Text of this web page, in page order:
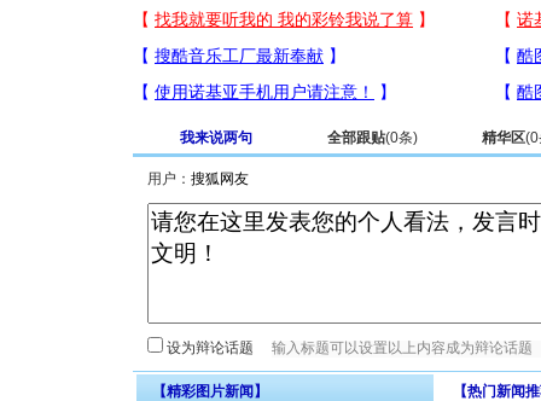
我来说两句 全部跟贴(0条) 精华区(0
用户：
设为辩论话题
【精彩图片新闻】 【热门新闻